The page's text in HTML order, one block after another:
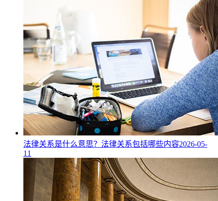
法律关系是什么意思？法律关系包括哪些内容2026-05-
11